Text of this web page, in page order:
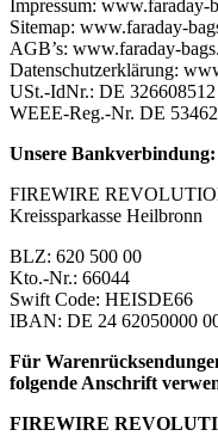
Impressum: www.faraday-
Sitemap: www.faraday-
AGB’s: www.faraday-
Datenschutzerklärung:
USt.-IdNr.: DE 326608512
WEEE-Reg.-Nr. DE
Unsere Bankverbindung:
FIREWIRE
Kreissparkasse Heilbronn
BLZ: 620 500 00
Kto.-Nr.: 66044
Swift Code: HEISDE66
IBAN: DE 24 62050000
Für
folgende Anschrift
FIREWIRE